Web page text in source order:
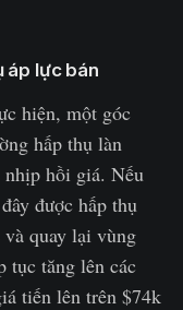
áp lực bán
hiện, một góc
hấp thụ làn
hồi giá. Nếu
được hấp thụ
quay lại vùng
tục tăng lên các
tiến lên trên $74k